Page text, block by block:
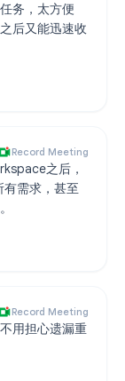
务，太方便
后又能迅速收
Record Meeting
之后，
需求，甚至
Record Meeting
用担心遗漏重